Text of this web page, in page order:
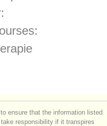
ensure that the information listed
responsibility if it transpires